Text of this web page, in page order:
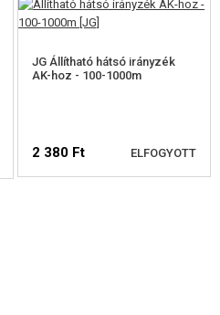
ELÉRHETŐSÉGI
JG Állítható hátsó irányzék
AK-hoz - 100-1000m
2 380 Ft ELFOGYOTT